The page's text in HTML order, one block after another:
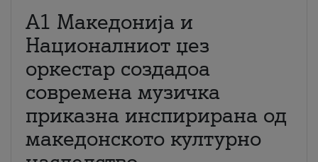
А1 Македонија и
Националниот џез
оркестар создадоа
современа музичка
приказна инспирирана од
македонското културно